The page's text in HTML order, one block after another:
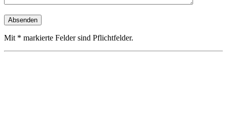
Mit * markierte Felder sind Pflichtfelder.